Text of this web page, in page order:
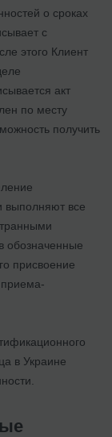
о сроках
с
этого Клиент
акт
по месту
получить
выполняют все
обозначенные
присвоение
в Украине